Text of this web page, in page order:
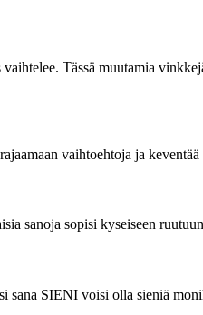
Tässä muutamia
vaihtoehtoja ja keventää
sanoja sopisi kyseiseen
SIENI voisi olla sieniä